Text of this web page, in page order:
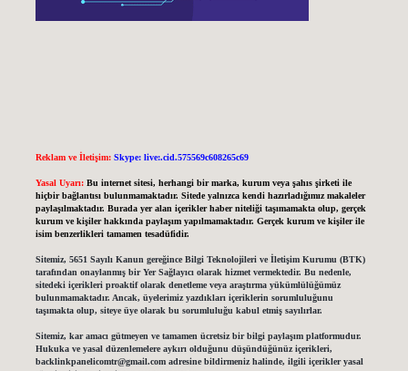
Reklam ve İletişim: Skype: live:.cid.575569c608265c69
Yasal Uyarı: Bu internet sitesi, herhangi bir marka, kurum veya şahıs şirketi ile
hiçbir bağlantısı bulunmamaktadır. Sitede yalnızca kendi hazırladığımız makaleler
paylaşılmaktadır. Burada yer alan içerikler haber niteliği taşımamakta olup, gerçek
kurum ve kişiler hakkında paylaşım yapılmamaktadır. Gerçek kurum ve kişiler ile
isim benzerlikleri tamamen tesadüfidir.
Sitemiz, 5651 Sayılı Kanun gereğince Bilgi Teknolojileri ve İletişim Kurumu (BTK)
tarafından onaylanmış bir Yer Sağlayıcı olarak hizmet vermektedir. Bu nedenle,
sitedeki içerikleri proaktif olarak denetleme veya araştırma yükümlülüğümüz
bulunmamaktadır. Ancak, üyelerimiz yazdıkları içeriklerin sorumluluğunu
taşımakta olup, siteye üye olarak bu sorumluluğu kabul etmiş sayılırlar.
Sitemiz, kar amacı gütmeyen ve tamamen ücretsiz bir bilgi paylaşım platformudur.
Hukuka ve yasal düzenlemelere aykırı olduğunu düşündüğünüz içerikleri,
backlinkpanelicomtr@gmail.comadresine bildirmeniz halinde, ilgili içerikler yasal